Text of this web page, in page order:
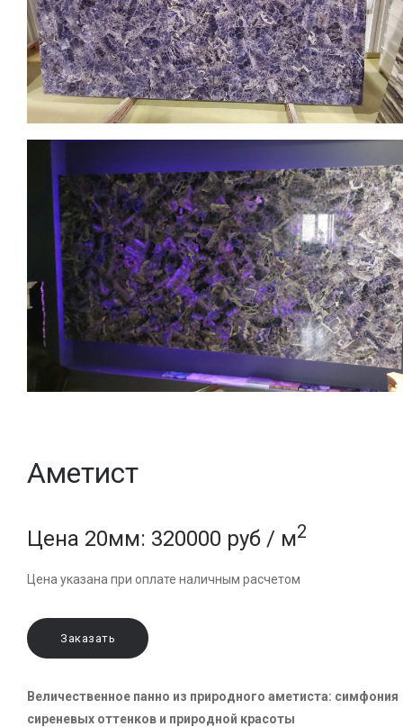
Аметист
Цена 20мм: 320000 руб / м2
Цена указана при оплате наличным расчетом
Заказать
Величественное панно из природного аметиста: симфония
сиреневых оттенков и природной красоты